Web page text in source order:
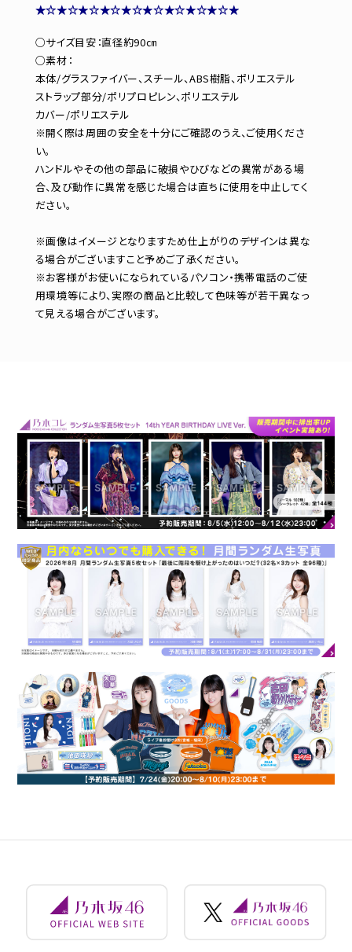
★☆★☆★☆★☆★☆★☆★☆★☆★☆★
○サイズ目安：直径約90㎝
○素材：
本体/グラスファイバー、スチール、ABS樹脂、ポリエステル
ストラップ部分/ポリプロピレン、ポリエステル
カバー/ポリエステル
※開く際は周囲の安全を十分にご確認のうえ、ご使用くださ
い。
ハンドルやその他の部品に破損やひびなどの異常がある場
合、及び動作に異常を感じた場合は直ちに使用を中止してく
ださい。
※画像はイメージとなりますため仕上がりのデザインは異な
る場合がございますこと予めご了承ください。
※お客様がお使いになられているパソコン・携帯電話のご使
用環境等により、実際の商品と比較して色味等が若干異なっ
て見える場合がございます。